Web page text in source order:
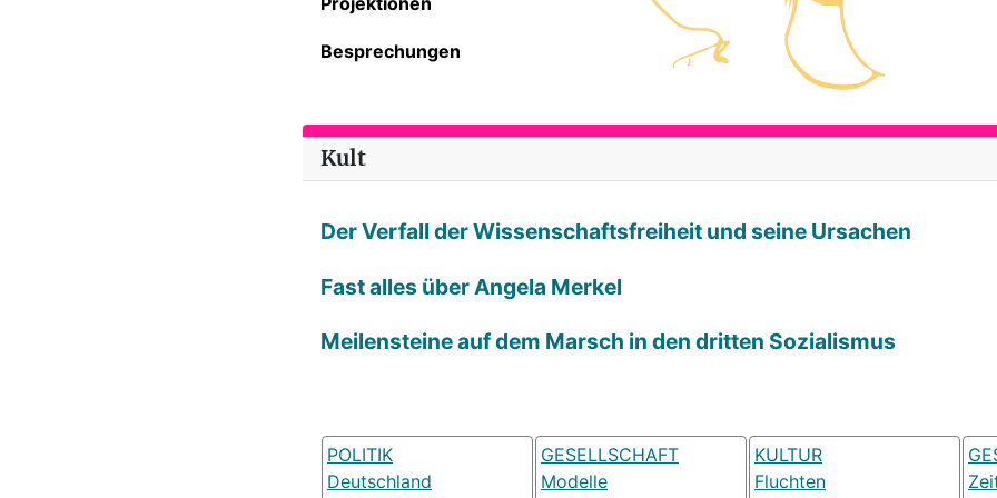
Besprechungen
Kult
Der Verfall der Wissenschaftsfreiheit und seine Ursachen
Fast alles über Angela Merkel
Meilensteine auf dem Marsch in den dritten Sozialismus
POLITIK
Deutschland
GESELLSCHAFT
Modelle
KULTUR
Fluchten